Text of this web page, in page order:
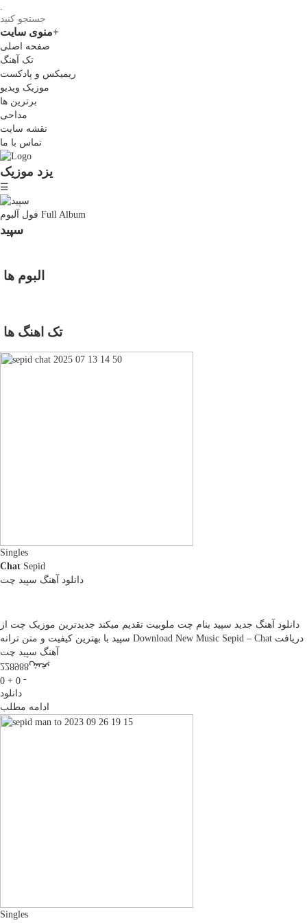
.
منوی سایت+
صفحه اصلی
تک آهنگ
ریمیکس و پادکست
موزیک ویدیو
برترین ها
مداحی
نقشه سایت
تماس با ما
یزد موزیک
☰
Full Album
سپید
البوم ها
تک اهنگ ها
Singles
Chat Sepid
دانلود آهنگ سپید چت
دانلود آهنگ جدید سپید بنام چت ملوبیت تقدیم میکند جدیدترین موزیک چت از
سپید با بهترین کیفیت و متن ترانه Download New Music Sepid – Chat دریافت
آهنگ سپید چت
0 + 0 -
پخش228988
دانلود
ادامه مطلب
Singles